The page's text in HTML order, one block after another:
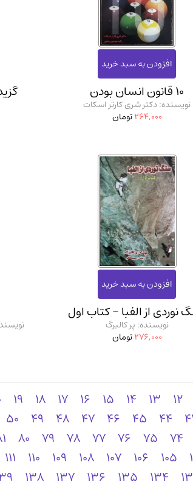
10 قانون انسان بودن
نویسنده: دکتر شری کارتر اسکات
264,000تومان
نوردی از الفبا - کتاب اول
نویسنده: پر کالبرگ
276,000تومان
12
13
14
15
16
17
18
19
44
45
46
47
48
49
50
74
75
76
77
78
79
80
105
106
107
108
109
110
111
134
135
136
137
138